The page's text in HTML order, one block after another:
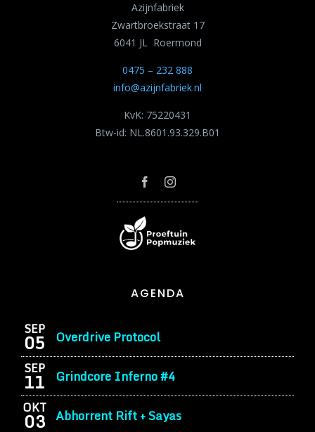
AGENDA
SEP
05 Overdrive Protocol
SEP
11 Grindcore Inferno #4
OKT
03 Abhorrent Rift + Sayas
Azijnfabriek
Zwartbroekstraat 17
6041 JL Roermond
0475 – 232 888
info@azijnfabriek.nl
KvK: 75220431
Btw-id: NL.8601.93.329.B01